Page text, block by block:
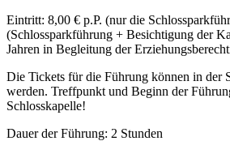
Eintritt: 8,00 € p.P. (nur die
(Schlossparkführung + Besichtigung der
Jahren in Begleitung der
Die Tickets für die Führung können in der
werden. Treffpunkt und Beginn der
Schlosskapelle!
Dauer der Führung: 2 Stunden